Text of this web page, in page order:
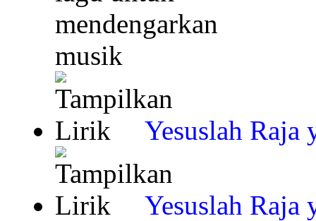
Yesuslah Raja
Yesuslah Raja